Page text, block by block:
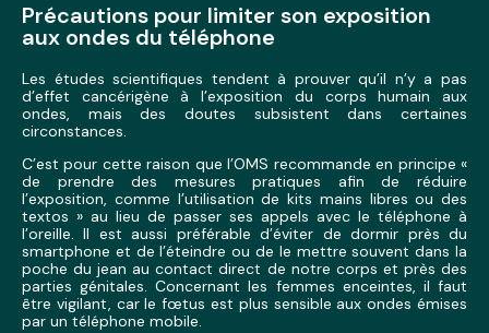
Précautions pour limiter son exposition
aux ondes du téléphone
Les études scientifiques tendent à prouver qu’il n’y a pas
d’effet cancérigène à l’exposition du corps humain aux
ondes, mais des doutes subsistent dans certaines
circonstances.
C’est pour cette raison que l’OMS recommande en principe «
de prendre des mesures pratiques afin de réduire
l’exposition, comme l’utilisation de kits mains libres ou des
textos » au lieu de passer ses appels avec le téléphone à
l’oreille. Il est aussi préférable d’éviter de dormir près du
smartphone et de l’éteindre ou de le mettre souvent dans la
poche du jean au contact direct de notre corps et près des
parties génitales. Concernant les femmes enceintes, il faut
être vigilant, car le fœtus est plus sensible aux ondes émises
par un téléphone mobile.